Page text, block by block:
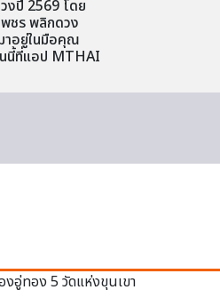
งปี 2569 โดย
ชร พลิกดวง
าอยู่ในมือคุณ
นี้ที่แอป MTHAI